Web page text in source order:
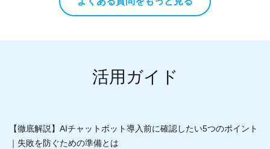
活用ガイド
【徹底解説】AIチャットボット導入前に確認したい5つのポイント
｜失敗を防ぐための準備とは